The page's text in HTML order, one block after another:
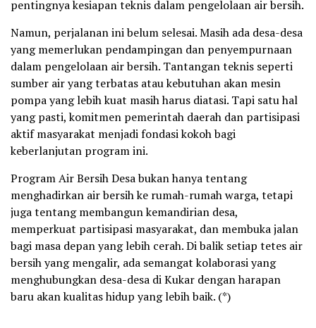
pentingnya kesiapan teknis dalam pengelolaan air bersih.
Namun, perjalanan ini belum selesai. Masih ada desa-desa
yang memerlukan pendampingan dan penyempurnaan
dalam pengelolaan air bersih. Tantangan teknis seperti
sumber air yang terbatas atau kebutuhan akan mesin
pompa yang lebih kuat masih harus diatasi. Tapi satu hal
yang pasti, komitmen pemerintah daerah dan partisipasi
aktif masyarakat menjadi fondasi kokoh bagi
keberlanjutan program ini.
Program Air Bersih Desa bukan hanya tentang
menghadirkan air bersih ke rumah-rumah warga, tetapi
juga tentang membangun kemandirian desa,
memperkuat partisipasi masyarakat, dan membuka jalan
bagi masa depan yang lebih cerah. Di balik setiap tetes air
bersih yang mengalir, ada semangat kolaborasi yang
menghubungkan desa-desa di Kukar dengan harapan
baru akan kualitas hidup yang lebih baik. (*)